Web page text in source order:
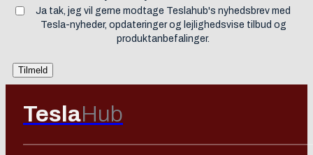
Ja tak, jeg vil gerne modtage Teslahub's nyhedsbrev med
Tesla-nyheder, opdateringer og lejlighedsvise tilbud og
produktanbefalinger.
TeslaHub